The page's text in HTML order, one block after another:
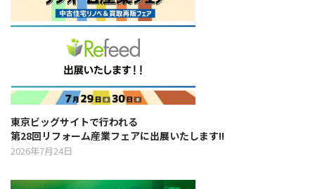
g
t
i
東京ビッグサイトで行われる
第28回リフォーム産業フェアに出展いたします!!
2026年7月24日